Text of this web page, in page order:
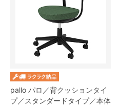
pallo パロ／背クッションタイ
プ／スタンダードタイプ／本体